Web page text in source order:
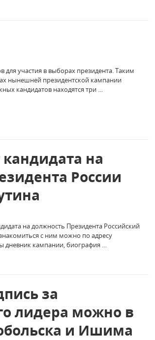
участия в выборах президента. Таким
нынешней президентской кампании
кандидатов находятся три …
на
России
на должность Президента Российский
с ним можно по адресу
дневник кампании, биография …
за
лидера можно в
и Ишима